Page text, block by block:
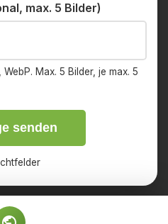
max. 5 Bilder)
Max. 5 Bilder, je max. 5
senden